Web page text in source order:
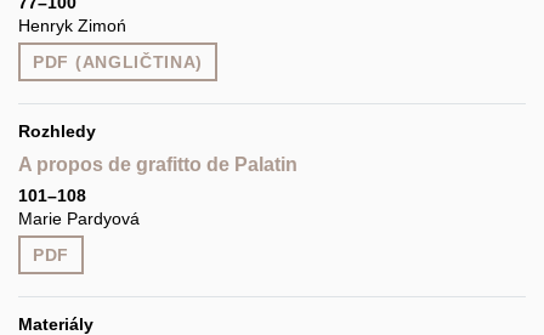
Henryk Zimoń
PDF (ANGLIČTINA)
Rozhledy
A propos de grafitto de Palatin
101–108
Marie Pardyová
PDF
Materiály